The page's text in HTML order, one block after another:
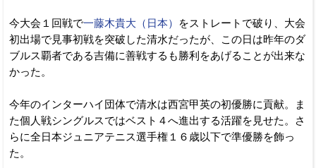
今大会１回戦で一藤木貴大（日本）
をストレートで破り、大会
初出場で見事初戦を突破した清水だったが、この日は昨年のダ
ブルス覇者である吉備に善戦するも勝利をあげることが出来な
かった。
今年のインターハイ団体で清水は西宮甲英の初優勝に貢献。ま
た個人戦シングルスではベスト４へ進出する活躍を見せた。さ
らに全日本ジュニアテニス選手権１６歳以下で準優勝を飾っ
た。